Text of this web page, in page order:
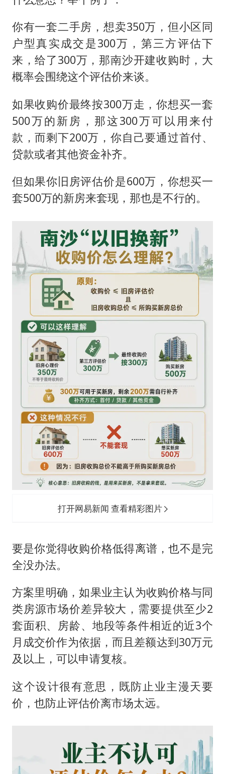
你有一套二手房，想卖350万，但小区同
户型真实成交是300万，第三方评估下
来，给了300万，那南沙开建收购时，大
概率会围绕这个评估价来谈。
如果收购价最终按300万走，你想买一套
500万的新房，那这300万可以用来付
款，而剩下200万，你自己要通过首付、
贷款或者其他资金补齐。
但如果你旧房评估价是600万，你想买一
套500万的新房来套现，那也是不行的。
打开网易新闻 查看精彩图片
要是你觉得收购价格低得离谱，也不是完
全没办法。
方案里明确，如果业主认为收购价格与同
类房源市场价差异较大，需要提供至少2
套面积、房龄、地段等条件相近的近3个
月成交价作为依据，而且差额达到30万元
及以上，可以申请复核。
这个设计很有意思，既防止业主漫天要
价，也防止评估价离市场太远。